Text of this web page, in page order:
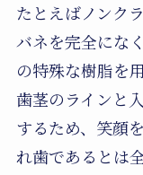
たとえばノンク
バネを完全にな
の特殊な樹脂を
歯茎のラインと
するため、笑顔
れ歯であるとは